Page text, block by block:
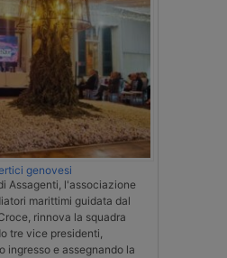
genovesi
Assagenti, l'associazione
marittimi guidata dal
rinnova la squadra
tre vice presidenti,
ingresso e assegnando la